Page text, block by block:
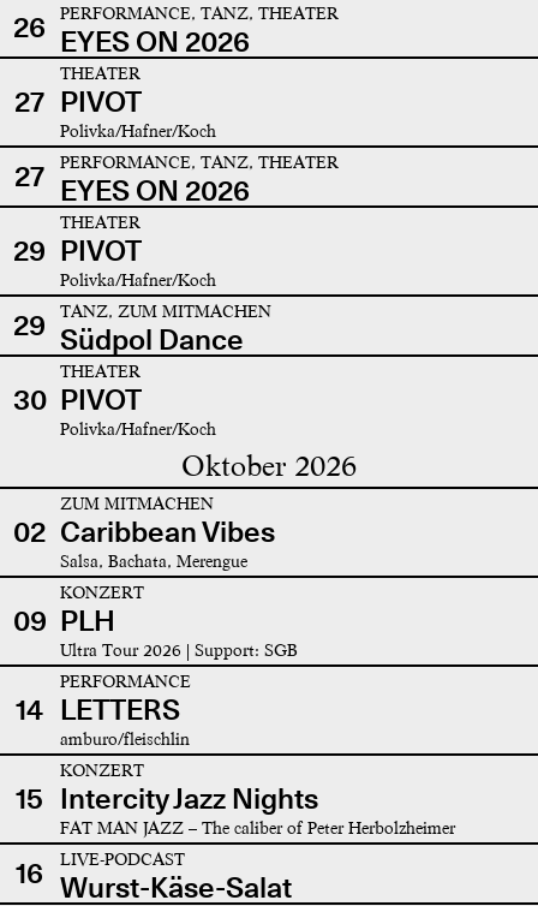
26
PERFORMANCE, TANZ, THEATER
EYES ON 2026
27
THEATER
PIVOT
Polivka/Hafner/Koch
27 PERFORMANCE, TANZ, THEATER
EYES ON 2026
29
THEATER
PIVOT
Polivka/Hafner/Koch
29 TANZ, ZUM MITMACHEN
Südpol Dance
30
THEATER
PIVOT
Polivka/Hafner/Koch
Oktober 2026
02
ZUM MITMACHEN
Caribbean Vibes
Salsa, Bachata, Merengue
09
KONZERT
PLH
Ultra Tour 2026 | Support: SGB
14
PERFORMANCE
LETTERS
amburo/fleischlin
15
KONZERT
Intercity Jazz Nights
FAT MAN JAZZ – The caliber of Peter Herbolzheimer
16 LIVE-PODCAST
Wurst-Käse-Salat